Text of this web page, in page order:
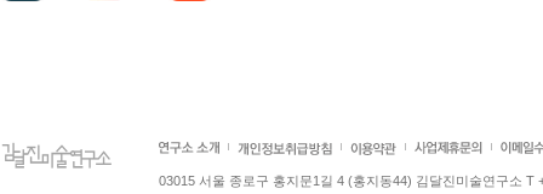
03015 서울 종로구 홍지문1길 4 (홍지동44) 김달진미술연구소 T